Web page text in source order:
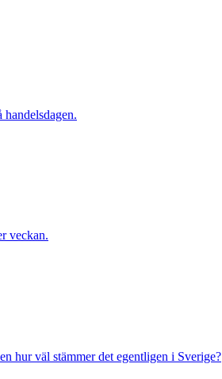
veckan.
hur väl stämmer det egentligen i Sverige?